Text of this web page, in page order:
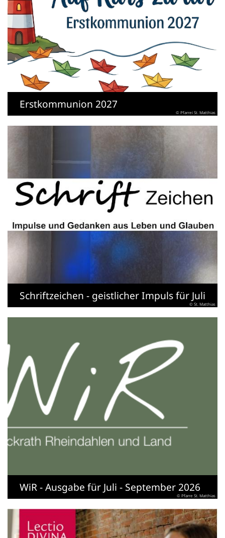
Erstkommunion 2027
© Pfarrei St. Matthias
Schriftzeichen - geistlicher Impuls für Juli
© St. Matthias
WiR - Ausgabe für Juli - September 2026
© Pfarre St. Matthias